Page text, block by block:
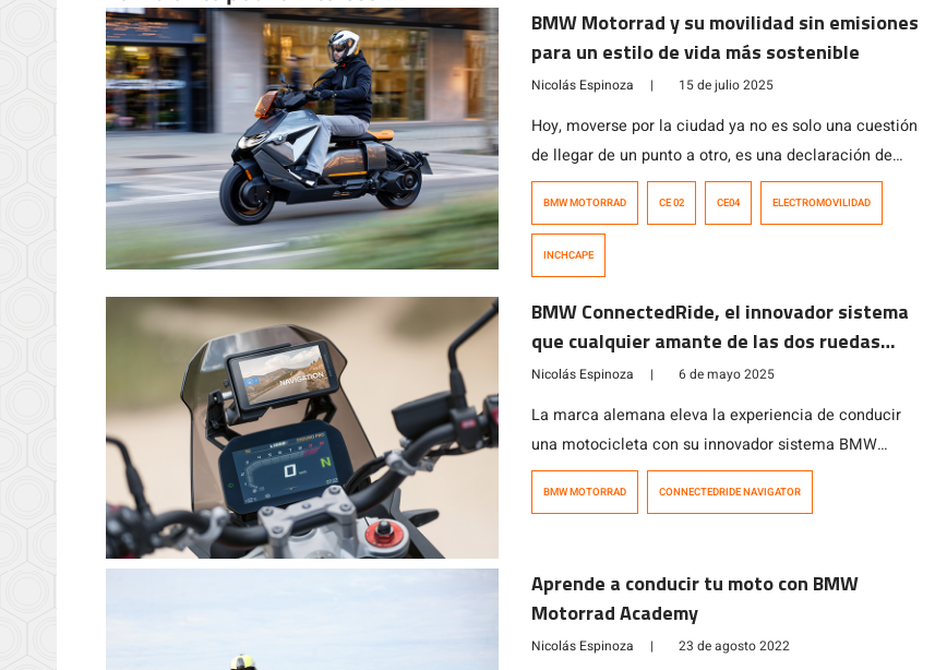
BMW Motorrad y su movilidad sin emisiones
para un estilo de vida más sostenible
Nicolás Espinoza | 15 de julio 2025
Hoy, moverse por la ciudad ya no es solo una cuestión
de llegar de un punto a otro, es una declaración de
principios, es elegir sostenibilidad sin sacrificar
Los modelos CE 02 y CE 04 de BMW Motorrad […]
BMW MOTORRAD CE 02 CE04 ELECTROMOVILIDAD
INCHCAPE
BMW ConnectedRide, el innovador sistema
que cualquier amante de las dos ruedas
querrá llevar en ruta
Nicolás Espinoza | 6 de mayo 2025
La marca alemana eleva la experiencia de conducir
una motocicleta con su innovador sistema BMW
Motorrad Navigator, un dispositivo diseñado para ser
BMW MOTORRAD CONNECTEDRIDE NAVIGATOR
Aprende a conducir tu moto con BMW
Motorrad Academy
Nicolás Espinoza | 23 de agosto 2022